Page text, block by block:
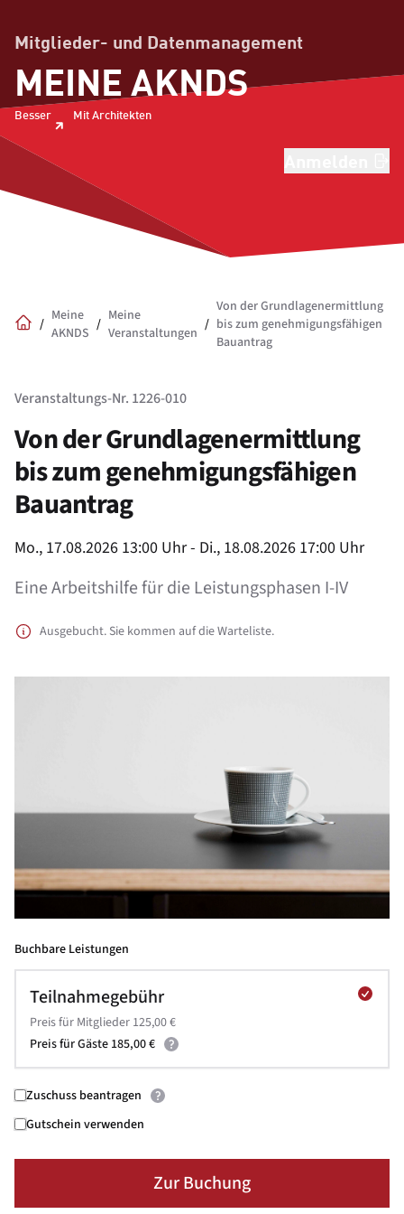
Mitglieder- und Datenmanagement
MEINE AKNDS
Besser Mit Architekten
/ Meine
AKNDS / Meine
Veranstaltungen /
Von der Grundlagenermittlung
bis zum genehmigungsfähigen
Bauantrag
Veranstaltungs-Nr. 1226-010
Von der Grundlagenermittlung
bis zum genehmigungsfähigen
Bauantrag
Product information
Mo., 17.08.2026 13:00 Uhr - Di., 18.08.2026 17:00 Uhr
Eine Arbeitshilfe für die Leistungsphasen I-IV
Ausgebucht. Sie kommen auf die Warteliste.
Buchbare Leistungen
Teilnahmegebühr
Preis für Mitglieder 125,00 €
Preis für Gäste 185,00 €
Zuschuss beantragen
Gutschein verwenden
Zur Buchung